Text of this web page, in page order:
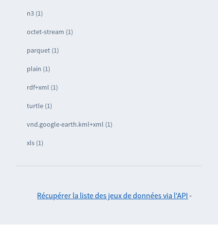
n3 (1)
octet-stream (1)
parquet (1)
plain (1)
rdf+xml (1)
turtle (1)
vnd.google-earth.kml+xml (1)
xls (1)
Récupérer la liste des jeux de données via l'API -